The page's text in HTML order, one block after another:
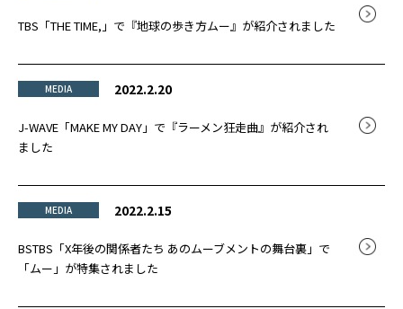
TBS「THE TIME,」で『地球の歩き方ムー』が紹介されました
MEDIA 2022.2.20
J-WAVE「MAKE MY DAY」で『ラーメン狂走曲』が紹介され
ました
MEDIA 2022.2.15
BSTBS「X年後の関係者たち あのムーブメントの舞台裏」で
「ムー」が特集されました